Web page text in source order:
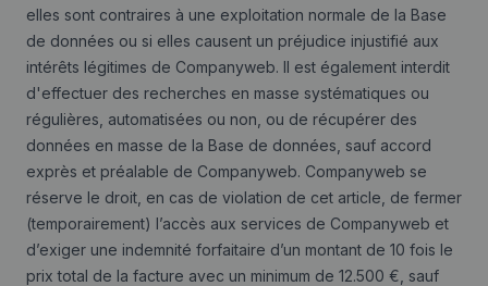
elles sont contraires à une exploitation normale de la Base
de données ou si elles causent un préjudice injustifié aux
intérêts légitimes de Companyweb. Il est également interdit
d'effectuer des recherches en masse systématiques ou
régulières, automatisées ou non, ou de récupérer des
données en masse de la Base de données, sauf accord
exprès et préalable de Companyweb. Companyweb se
réserve le droit, en cas de violation de cet article, de fermer
(temporairement) l’accès aux services de Companyweb et
d’exiger une indemnité forfaitaire d’un montant de 10 fois le
prix total de la facture avec un minimum de 12.500 €, sauf